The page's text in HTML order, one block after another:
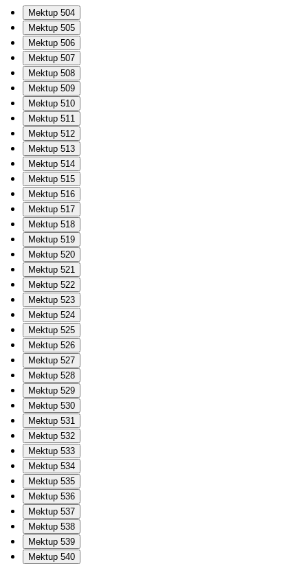
Mektup 504
Mektup 505
Mektup 506
Mektup 507
Mektup 508
Mektup 509
Mektup 510
Mektup 511
Mektup 512
Mektup 513
Mektup 514
Mektup 515
Mektup 516
Mektup 517
Mektup 518
Mektup 519
Mektup 520
Mektup 521
Mektup 522
Mektup 523
Mektup 524
Mektup 525
Mektup 526
Mektup 527
Mektup 528
Mektup 529
Mektup 530
Mektup 531
Mektup 532
Mektup 533
Mektup 534
Mektup 535
Mektup 536
Mektup 537
Mektup 538
Mektup 539
Mektup 540